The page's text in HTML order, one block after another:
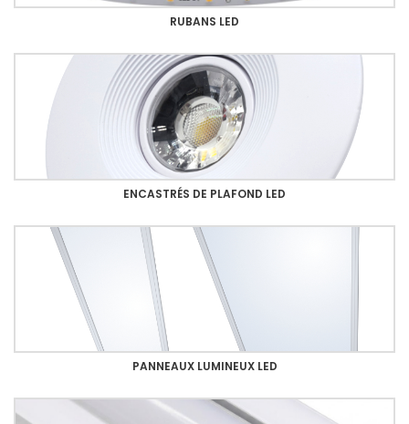
RUBANS LED
ENCASTRÉS DE PLAFOND LED
PANNEAUX LUMINEUX LED